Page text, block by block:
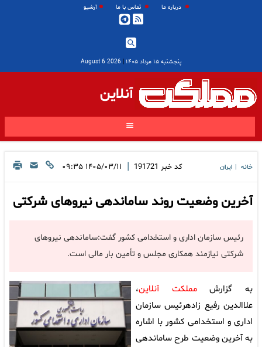
درباره ما تماس با ما آرشیو
پنجشنبه ۱۵ مرداد ۱۴۰۵ |
2026 August 6
آنلاین
خانه ایران کد خبر 191721
| ۱۴۰۵/۰۳/۱۱ ۰۹:۳۵
آخرین وضعیت روند ساماندهی نیروهای شرکتی
رئیس سازمان اداری و استخدامی کشور گفت:ساماندهی نیروهای
شرکتی نیازمند همکاری مجلس و تأمین بار مالی است.
به گزارشمملکت آنلاین،
علاالدین رفیع زادهرئیس سازمان
اداری و استخدامی کشور با اشاره
به آخرین وضعیت طرح ساماندهی